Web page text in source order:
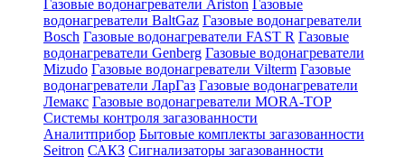
Газовые водонагреватели Ariston Газовые
водонагреватели BaltGaz Газовые водонагреватели
Bosch Газовые водонагреватели FAST R Газовые
водонагреватели Genberg Газовые водонагреватели
Mizudo Газовые водонагреватели Vilterm Газовые
водонагреватели ЛарГаз Газовые водонагреватели
Лемакс Газовые водонагреватели MORA-TOP
Системы контроля загазованности
Аналитприбор Бытовые комплекты загазованности
Seitron САКЗ Сигнализаторы загазованности